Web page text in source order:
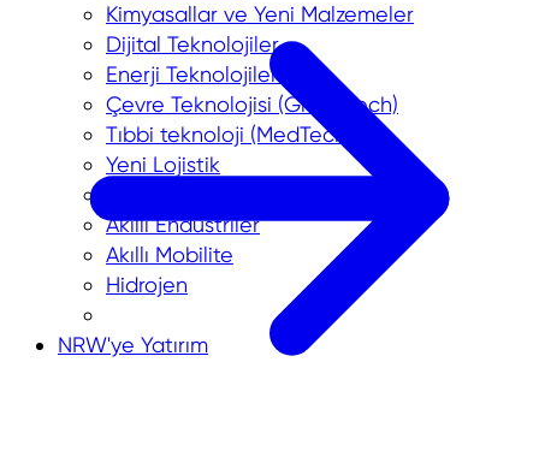
Kimyasallar ve Yeni Malzemeler
Dijital Teknolojiler
Enerji Teknolojileri
Çevre Teknolojisi (GreenTech)
Tıbbi teknoloji (MedTech)
Yeni Lojistik
Akıllı Endüstriler
Akıllı Mobilite
Hidrojen
NRW'ye Yatırım